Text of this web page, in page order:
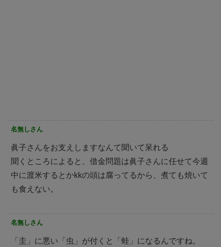
名無しさん
眞子さんをお支えしますなんて聞いて呆れる
聞くところによると、借金問題は眞子さんに任せて今週
中に渡米するとか︎kkの頭は腐ってるから、煮ても焼いて
も食えない。
名無しさん
「圭」に悪い「虫」が付くと「蛙」になるんですね。